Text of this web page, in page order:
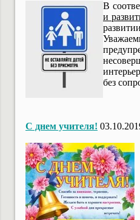
В
и
без
С днем учителя!